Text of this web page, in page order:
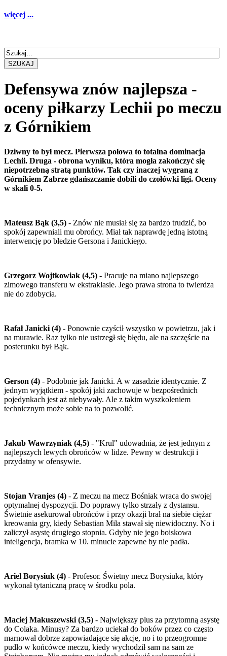
więcej ...
SZUKAJ
Defensywa znów najlepsza -
oceny piłkarzy Lechii po meczu
z Górnikiem
Dziwny to był mecz. Pierwsza połowa to totalna dominacja
Lechii. Druga - obrona wyniku, która mogła zakończyć się
niepotrzebną stratą punktów. Tak czy inaczej wygraną z
Górnikiem Zabrze gdańszczanie dobili do czołówki ligi. Oceny
w skali 0-5.
Mateusz Bąk (3,5) - Znów nie musiał się za bardzo trudzić, bo
spokój zapewniali mu obrońcy. Miał tak naprawdę jedną istotną
interwencję po błedzie Gersona i Janickiego.
Grzegorz Wojtkowiak (4,5) - Pracuje na miano najlepszego
zimowego transferu w ekstraklasie. Jego prawa strona to twierdza
nie do zdobycia.
Rafał Janicki (4) - Ponownie czyścił wszystko w powietrzu, jak i
na murawie. Raz tylko nie ustrzegł się błędu, ale na szczęście na
posterunku był Bąk.
Gerson (4) - Podobnie jak Janicki. A w zasadzie identycznie. Z
jednym wyjątkiem - spokój jaki zachowuje w bezpośrednich
pojedynkach jest aż niebywały. Ale z takim wyszkoleniem
technicznym może sobie na to pozwolić.
Jakub Wawrzyniak (4,5) - "Krul" udowadnia, że jest jednym z
najlepszych lewych obrońców w lidze. Pewny w destrukcji i
przydatny w ofensywie.
Stojan Vranjes (4) - Z meczu na mecz Bośniak wraca do swojej
optymalnej dyspozycji. Do poprawy tylko strzały z dystansu.
Świetnie asekurował obrońców i przy okazji brał na siebie ciężar
kreowania gry, kiedy Sebastian Mila stawał się niewidoczny. No i
zaliczył asystę drugiego stopnia. Gdyby nie jego boiskowa
inteligencja, bramka w 10. minucie zapewne by nie padła.
Ariel Borysiuk (4) - Profesor. Świetny mecz Borysiuka, który
wykonał tytaniczną pracę w środku pola.
Maciej Makuszewski (3,5) - Największy plus za przytomną asystę
do Colaka. Minusy? Za bardzo uciekał do boków przez co często
marnował dobrze zapowiadające się akcje, no i to przeogromne
pudło w końcówce meczu, kiedy wychodził sam na sam ze